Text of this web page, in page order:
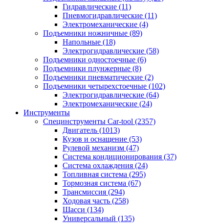
Гидравлические (11)
Пневмогидравлические (11)
Электромеханические (4)
Подъемники ножничные (89)
Напольные (18)
Электрогидравлические (58)
Подъемники одностоечные (6)
Подъемники плунжерные (8)
Подъемники пневматические (2)
Подъемники четырехстоечные (102)
Электрогидравлические (64)
Электромеханические (24)
Инструменты
Специнструменты Car-tool (2357)
Двигатель (1013)
Кузов и оснащение (53)
Рулевой механизм (47)
Система кондиционирования (37)
Система охлаждения (24)
Топливная система (295)
Тормозная система (67)
Трансмиссия (294)
Ходовая часть (258)
Шасси (134)
Универсальный (135)